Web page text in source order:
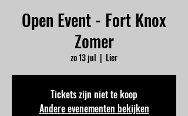
Open Event - Fort Knox
Zomer
zo 13 jul
  |
Lier
Tickets zijn niet te koop
Andere evenementen bekijken